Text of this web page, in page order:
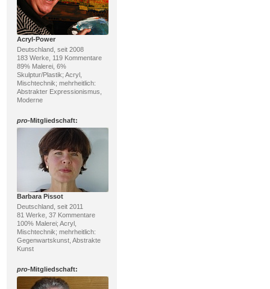
Acryl-Power
Deutschland, seit 2008
183 Werke, 119 Kommentare
89% Malerei, 6%
Skulptur/Plastik; Acryl,
Mischtechnik; mehrheitlich:
Abstrakter Expressionismus,
Moderne
pro-Mitgliedschaft:
Barbara Pissot
Deutschland, seit 2011
81 Werke, 37 Kommentare
100% Malerei; Acryl,
Mischtechnik; mehrheitlich:
Gegenwartskunst, Abstrakte
Kunst
pro-Mitgliedschaft: